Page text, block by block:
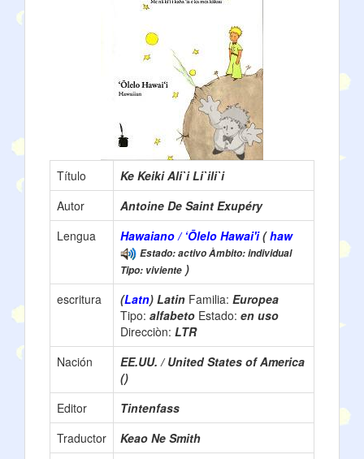
Título
Ke Keiki Ali`i Li`ili`i
Autor
Antoine De Saint Exupéry
Lengua
Hawaiano / ‘Ōlelo Hawai'i(haw
Estado: activo Àmbito: individual
Tipo: viviente )
escritura
(Latn) Latin Familia: Europea
Tipo: alfabeto Estado: en uso
Direcciòn: LTR
Nación
EE.UU. / United States of America
()
Editor
Tintenfass
Traductor
Keao Ne Smith